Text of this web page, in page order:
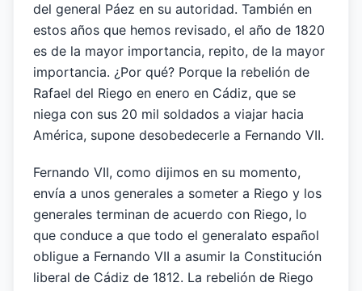
del general Páez en su autoridad. También en
estos años que hemos revisado, el año de 1820
es de la mayor importancia, repito, de la mayor
importancia. ¿Por qué? Porque la rebelión de
Rafael del Riego en enero en Cádiz, que se
niega con sus 20 mil soldados a viajar hacia
América, supone desobedecerle a Fernando VII.
Fernando VII, como dijimos en su momento,
envía a unos generales a someter a Riego y los
generales terminan de acuerdo con Riego, lo
que conduce a que todo el generalato español
obligue a Fernando VII a asumir la Constitución
liberal de Cádiz de 1812. La rebelión de Riego